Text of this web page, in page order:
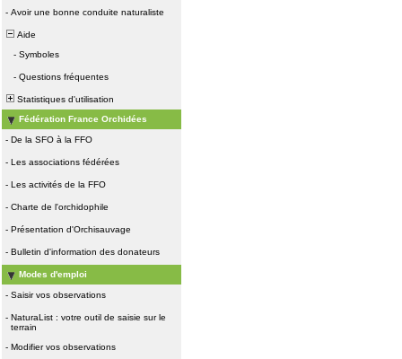
- Avoir une bonne conduite naturaliste
Aide
- Symboles
- Questions fréquentes
Statistiques d'utilisation
Fédération France Orchidées
- De la SFO à la FFO
- Les associations fédérées
- Les activités de la FFO
- Charte de l'orchidophile
- Présentation d'Orchisauvage
- Bulletin d'information des donateurs
Modes d'emploi
- Saisir vos observations
- NaturaList : votre outil de saisie sur le
terrain
- Modifier vos observations